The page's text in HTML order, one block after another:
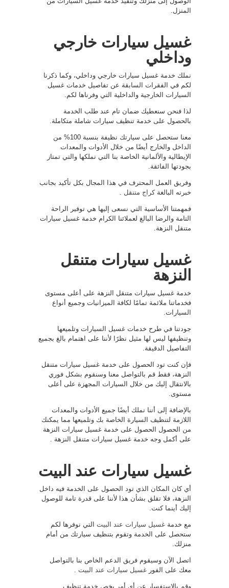
المنزل.
غسيل سيارات خارجي
وداخلي
نملك خدمة غسيل سيارات خارجي وداخلي، وكما ذكرنا
لكم في الفقرات السابقة عن تفاصيل خدمات غسيل
السيارات الخارجية والداخلية التي وفرناها لكم.
لذا فنحن سنعطيك ضمان تام عند طلب الخدمة
بالحصول على خدمة تنظيف سيارات شاملة متكاملة.
معنا ستحصل على سيارتك نظيفة بنسبة 100% من
الداخل والخارج أيضًا من خلال الأدوات والمعدات
الإيطالية والألمانية الخاصة بنا التي نملكها والتي تمتاز
بجودتها الفائقة.
وفريق العمل المحترف في هذا المجال بكل تأكيد بجانب
خبرته البالغةكراج متنقل
فمهمتنا الأساسية التي نسعى إليها هي توفير الراحة
التامة والرضا البالغ لعملائنا الكرام خدمة غسيل سيارات
متنقل النزهة.
غسيل سيارات متنقل
النزهة
خدمة غسيل سيارات متنقل النزهة على أعلى مستوى
فخدماتنا ملائمة تمامًا لكافة الميزانيات وجميع أنواع
السيارات.
جودتنا في طرح خدمات غسيل السيارات وتلميعها
وتنظيفها ليس لها مثيل نظرًا لأننا على اهتمام بالغ بجميع
التفاصيل الدقيقة.
فإن كنت تود الحصول على خدمة غسيل سيارات متنقل
النزهة، فقط قم بالتواصل معنا وسنقوم بشكل فوري
بالانتقال إليك من خلال السيارات المجهزة على أعلى
مستوى.
بالإضافة إلى أننا نملك أيضًا جميع الأدوات والمعدات
اللازمة لتنظيف السيارة الخاصة بك وتلميعها مما يمكنك
من الحصول الحصول على خدمة غسيل سيارات النزهة
على أكمل وجه خدمة غسيل سيارات متنقل النزهة .
غسيل سيارات عند البيت
أي كان المكان الذي تود الحصول على الخدمة فيه داخل
النزهة، فلا تقلق بشأن هذا لأننا على قدرة تامة للوصول
إليك أينما كنت.
مع خدمة غسيل سيارات عند البيت التي نوفرها لكم
ستحصل على الخدمة وتقوم بتنظيف سيارتك من أمام
منزلك.
اتصل الآن وسيقوم فريق الدعم الخاص بنا بالتواصل
معك على الفور غسيل سيارات عند البيت
وقم بالاستفسار عن أي أمر يخص خدمة تنظيف